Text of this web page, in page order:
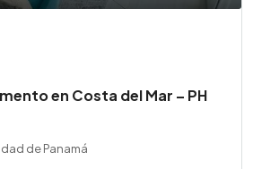
en Costa del Mar – PH
de Panamá